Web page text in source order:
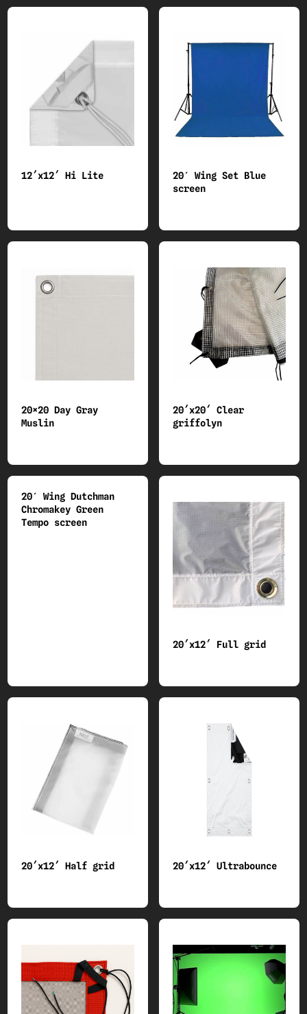
12´x12´ Hi Lite
20′ Wing Set Blue
screen
20×20 Day Gray
Muslin
20´x20´ Clear
griffolyn
20′ Wing Dutchman
Chromakey Green
Tempo screen
20´x12´ Full grid
20´x12´ Half grid 20´x12´ Ultrabounce